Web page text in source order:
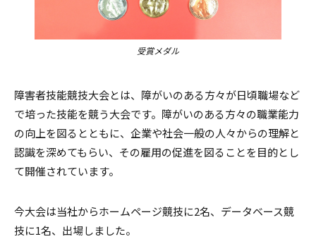
受賞メダル
障害者技能競技大会とは、障がいのある方々が日頃職場など
で培った技能を競う大会です。障がいのある方々の職業能力
の向上を図るとともに、企業や社会一般の人々からの理解と
認識を深めてもらい、その雇用の促進を図ることを目的とし
て開催されています。
今大会は当社からホームページ競技に2名、データベース競
技に1名、出場しました。